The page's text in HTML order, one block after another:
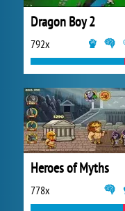
Dragon Boy 2
792x
Heroes of Myths
778x